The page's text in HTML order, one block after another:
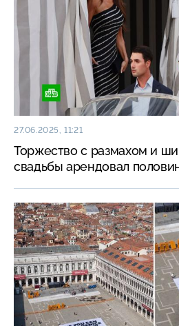
27.06.2025, 11:21
Торжество с размахом и
свадьбы арендовал